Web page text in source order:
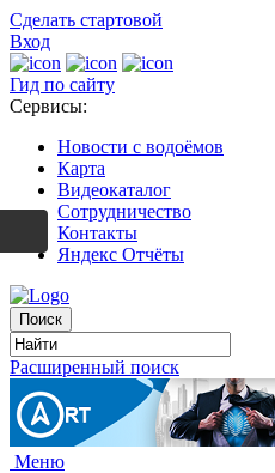
Сделать стартовой
Вход
Гид по сайту
Сервисы:
Новости с водоёмов
Карта
Видеокаталог
Сотрудничество
Контакты
Яндекс Отчёты
Расширенный поиск
Меню